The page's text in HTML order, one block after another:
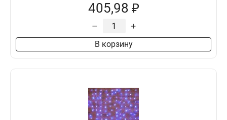
405,98 ₽
– +
В корзину